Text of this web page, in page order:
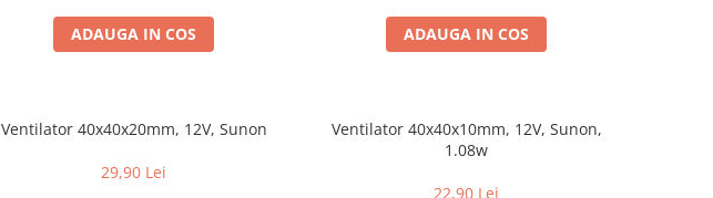
ADAUGA IN COS ADAUGA IN COS
Ventilator 40x40x20mm, 12V, Sunon
29,90 Lei
Ventilator 40x40x10mm, 12V, Sunon,
1.08w
22,90 Lei